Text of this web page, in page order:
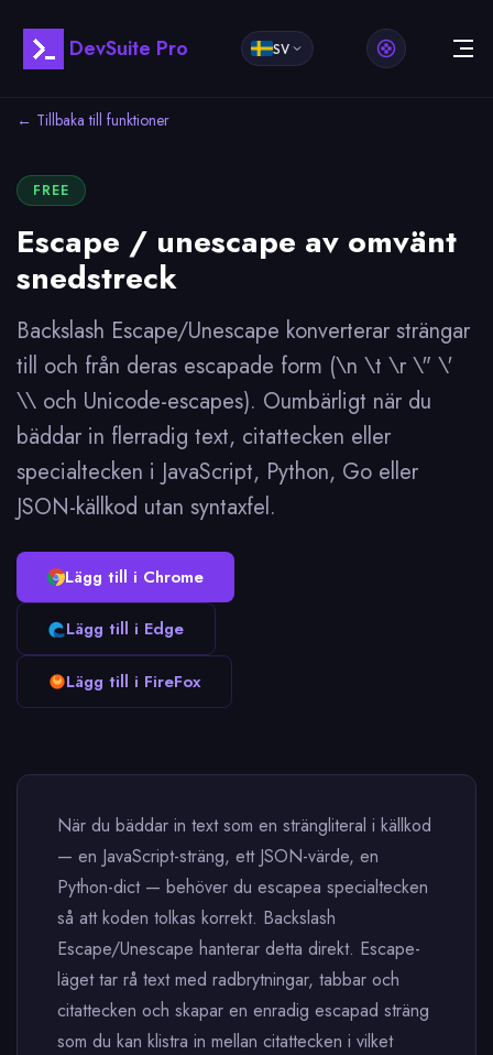
DevSuite Pro SV
← Tillbaka till funktioner
FREE
Escape / unescape av omvänt
snedstreck
Backslash Escape/Unescape konverterar strängar
till och från deras escapade form (\n \t \r \" \'
\\ och Unicode-escapes). Oumbärligt när du
bäddar in flerradig text, citattecken eller
specialtecken i JavaScript, Python, Go eller
JSON-källkod utan syntaxfel.
Lägg till i Chrome
Lägg till i Edge
Lägg till i FireFox
När du bäddar in text som en strängliteral i källkod
— en JavaScript-sträng, ett JSON-värde, en
Python-dict — behöver du escapea specialtecken
så att koden tolkas korrekt. Backslash
Escape/Unescape hanterar detta direkt. Escape-
läget tar rå text med radbrytningar, tabbar och
citattecken och skapar en enradig escapad sträng
som du kan klistra in mellan citattecken i vilket